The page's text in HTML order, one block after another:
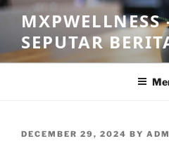
Skip
contentSEPUTAR
POSTED
DECEMBER 29, 2024 BY